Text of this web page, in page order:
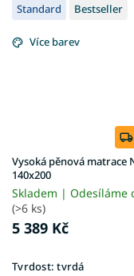
Standard Bestseller
Více barev
Vysoká pěnová matrace
140x200
Skladem | Odesíláme
(>6 ks)
5 389 Kč
Tvrdost: tvrdá